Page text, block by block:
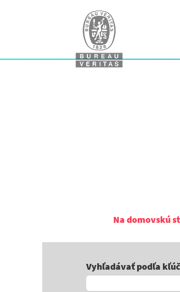
Na domovskú
Vyhľadávať podľa